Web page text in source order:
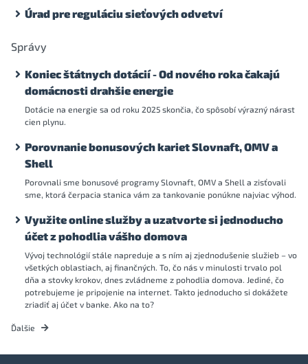
Úrad pre reguláciu sieťových odvetví
Správy
Koniec štátnych dotácií - Od nového roka čakajú
domácnosti drahšie energie
Dotácie na energie sa od roku 2025 skončia, čo spôsobí výrazný nárast
cien plynu.
Porovnanie bonusových kariet Slovnaft, OMV a
Shell
Porovnali sme bonusové programy Slovnaft, OMV a Shell a zisťovali
sme, ktorá čerpacia stanica vám za tankovanie ponúkne najviac výhod.
Využite online služby a uzatvorte si jednoducho
účet z pohodlia vášho domova
Vývoj technológií stále napreduje a s ním aj zjednodušenie služieb – vo
všetkých oblastiach, aj finančných. To, čo nás v minulosti trvalo pol
dňa a stovky krokov, dnes zvládneme z pohodlia domova. Jediné, čo
potrebujeme je pripojenie na internet. Takto jednoducho si dokážete
zriadiť aj účet v banke. Ako na to?
Ďalšie